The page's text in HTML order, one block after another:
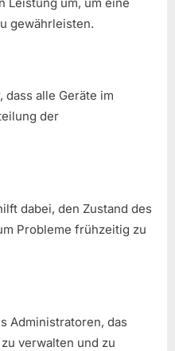
gewährleisten.
alle Geräte im
der
dabei, den Zustand des
Probleme frühzeitig zu
Administratoren, das
verwalten und zu